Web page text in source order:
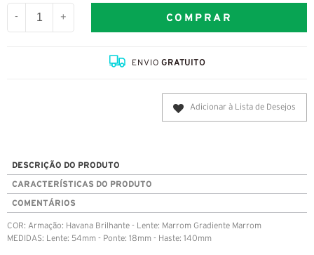
- + COMPRAR
ENVIOGRATUITO
Adicionar à Lista de Desejos
DESCRIÇÃO DO PRODUTO
CARACTERÍSTICAS DO PRODUTO
COMENTÁRIOS
COR: Armação: Havana Brilhante - Lente: Marrom Gradiente Marrom
MEDIDAS: Lente: 54mm - Ponte: 18mm - Haste: 140mm